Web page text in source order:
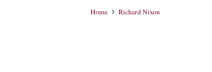
Home Richard Nixon